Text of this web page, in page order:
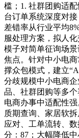
槛；1. 社群团购适
台订单系统深度对
差错率从行业平均
服处理方案，拟人
模子对简单征询场
焦点。针对中小电
撑众包模式，建立
分歧规模中小电商
品、社群团购等多
电商办事中适配性
质期查询、家居软
应对、工单流转、
分：87；大幅降低